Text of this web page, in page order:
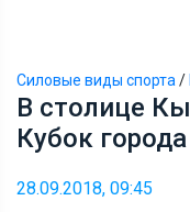
Силовые виды спорта /
В столице
Кубок
28.09.2018, 09:45